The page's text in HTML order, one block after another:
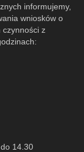
informujemy,
wniosków o
czynności z
14.30